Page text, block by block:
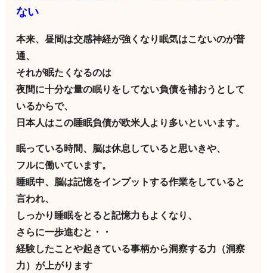
ない
本来、昼間は交感神経が強くなり眠気はこないのが普
通、
それが眠たくなるのは
夜間に十分な量の眠りをしてない負債を補おうとして
いるからで、
日本人はこの睡眠負債が欧米人より多いといいます。
眠っている時間、脳は休息していると思いきや、
フルに働いています。
睡眠中、脳は記憶をインプットする作業をしていると
言われ、
しっかり睡眠をとると記憶力もよくなり、
さらに一歩進むと・・
経験したことや起きている事柄から洞察する力（洞察
力）が上がります